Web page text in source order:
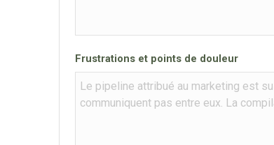
Frustrations et points de douleur